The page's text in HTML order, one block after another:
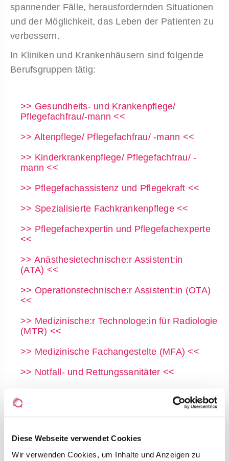
Diese Webseite verwendet Cookies
Wir verwenden Cookies, um Inhalte und Anzeigen zu
spannender Fälle, herausfordernden Situationen
und der Möglichkeit, das Leben der Patienten zu
verbessern.
In Kliniken und Krankenhäusern sind folgende
Berufsgruppen tätig:
>> Gesundheits- und Krankenpflege/
Pflegefachfrau/-mann <<
>> Altenpflege/ Pflegefachfrau/ -mann <<
>> Kinderkrankenpflege/ Pflegefachfrau/ -
mann <<
>> Pflegefachassistenz und Pflegekraft <<
>> Spezialisierte Fachkrankenpflege <<
>> Pflegefachexpertin und Pflegefachexperte
<<
>> Anästhesietechnische:r Assistent:in
(ATA) <<
>> Operationstechnische:r Assistent:in (OTA)
<<
>> Medizinische:r Technologe:in für Radiologie
(MTR) <<
>> Medizinische Fachangestelte (MFA) <<
>> Notfall- und Rettungssanitäter <<
>> Logopädin, Logopäde <<
>> Sozialarbeit/ Pflegeberatung <<